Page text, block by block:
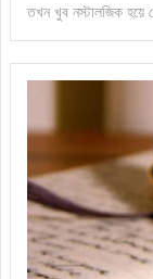
তখন খুব নস্টালজিক হয়ে